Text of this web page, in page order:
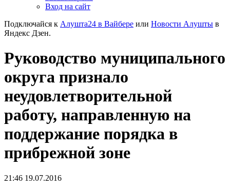
Вход на сайт
Подключайся к Алушта24 в Вайбере или Новости Алушты в
Яндекс Дзен.
Руководство муниципального
округа признало
неудовлетворительной
работу, направленную на
поддержание порядка в
прибрежной зоне
21:46 19.07.2016